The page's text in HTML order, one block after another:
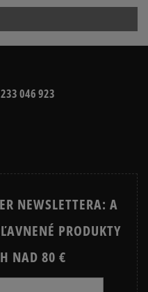
046 923
NEWSLETTERA: A
PRODUKTY
NAD 80 €